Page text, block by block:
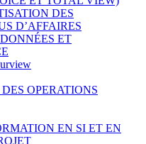
DES
D’AFFAIRES
ET
OPERATIONS
EN SI ET EN